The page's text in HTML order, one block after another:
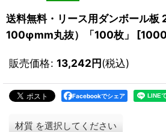
送料無料・リース用ダンボール
100φmm丸抜）「100枚」
[
販売価格: 13,242円(税込)
Facebookでシェア
材質 を選択してください